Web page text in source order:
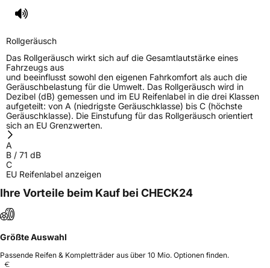
Allgemeine Produktsicherheit (GPSR)
Rollgeräusch
Das Rollgeräusch wirkt sich auf die Gesamtlautstärke eines
Fahrzeugs aus
und beeinflusst sowohl den eigenen Fahrkomfort als auch die
Geräuschbelastung für die Umwelt. Das Rollgeräusch wird in
Dezibel (dB) gemessen und im EU Reifenlabel in die drei Klassen
aufgeteilt: von A (niedrigste Geräuschklasse) bis C (höchste
Geräuschklasse). Die Einstufung für das Rollgeräusch orientiert
sich an EU Grenzwerten.
A
B / 71 dB
C
EU Reifenlabel anzeigen
Ihre Vorteile beim Kauf bei CHECK24
Größte Auswahl
Passende Reifen & Kompletträder aus über 10 Mio. Optionen finden.